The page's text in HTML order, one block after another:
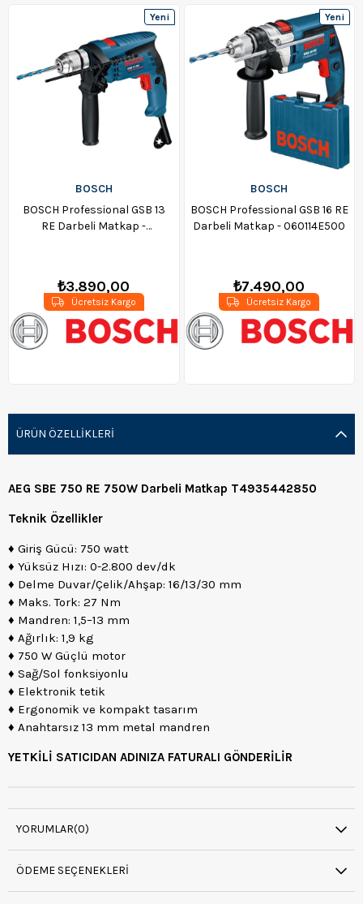
BOSCH
BOSCH Professional GSB 13
RE Darbeli Matkap -
₺3.890,00
Ücretsiz Kargo
Yeni
Ürün
BOSCH
BOSCH Professional GSB 16 RE
Darbeli Matkap - 060114E500
₺7.490,00
Ücretsiz Kargo
Yeni
Ürün
ÜRÜN ÖZELLIKLERI
AEG SBE 750 RE 750W Darbeli Matkap T4935442850
Teknik Özellikler
♦ Giriş Gücü: 750 watt
♦ Yüksüz Hızı: 0-2.800 dev/dk
♦ Delme Duvar/Çelik/Ahşap: 16/13/30 mm
♦ Maks. Tork: 27 Nm
♦ Mandren: 1,5–13 mm
♦ Ağırlık: 1,9 kg
♦ 750 W Güçlü motor
♦ Sağ/Sol fonksiyonlu
♦ Elektronik tetik
♦ Ergonomik ve kompakt tasarım
♦ Anahtarsız 13 mm metal mandren
YETKİLİ SATICIDAN ADINIZA FATURALI GÖNDERİLİR
YORUMLAR(0)
ÖDEME SEÇENEKLERI